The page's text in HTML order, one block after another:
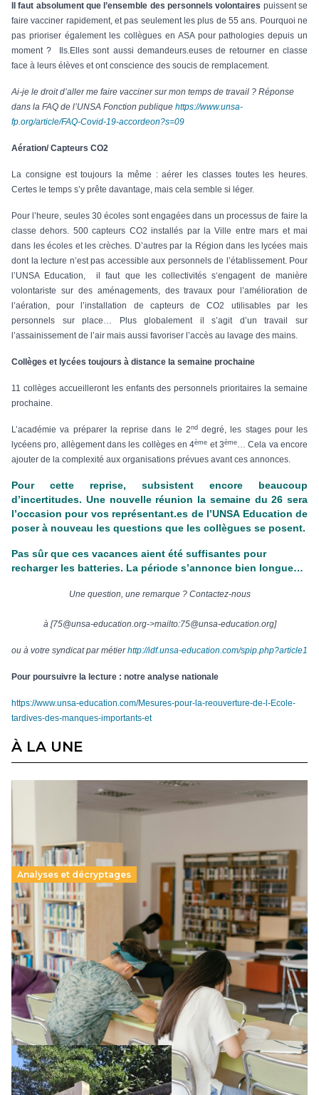
Il faut absolument que l’ensemble des personnels volontaires puissent se
faire vacciner rapidement, et pas seulement les plus de 55 ans. Pourquoi ne
pas prioriser également les collègues en ASA pour pathologies depuis un
moment ? Ils.Elles sont aussi demandeurs.euses de retourner en classe
face à leurs élèves et ont conscience des soucis de remplacement.
Ai-je le droit d’aller me faire vacciner sur mon temps de travail ? Réponse
dans la FAQ de l’UNSA Fonction publique https://www.unsa-
fp.org/article/FAQ-Covid-19-accordeon?s=09
Aération/ Capteurs CO2
La consigne est toujours la même : aérer les classes toutes les heures.
Certes le temps s’y prête davantage, mais cela semble si léger.
Pour l’heure, seules 30 écoles sont engagées dans un processus de faire la
classe dehors. 500 capteurs CO2 installés par la Ville entre mars et mai
dans les écoles et les crèches. D’autres par la Région dans les lycées mais
dont la lecture n’est pas accessible aux personnels de l’établissement. Pour
l’UNSA Education, il faut que les collectivités s‘engagent de manière
volontariste sur des aménagements, des travaux pour l’amélioration de
l’aération, pour l’installation de capteurs de CO2 utilisables par les
personnels sur place… Plus globalement il s’agit d’un travail sur
l’assainissement de l’air mais aussi favoriser l’accès au lavage des mains.
Collèges et lycées toujours à distance la semaine prochaine
11 collèges accueilleront les enfants des personnels prioritaires la semaine
prochaine.
L’académie va préparer la reprise dans le 2nddegré, les stages pour les
lycéens pro, allègement dans les collèges en 4ème et 3ème… Cela va encore
ajouter de la complexité aux organisations prévues avant ces annonces.
Pour cette reprise, subsistent encore beaucoup
d’incertitudes. Une nouvelle réunion la semaine du 26 sera
l’occasion pour vos représentant.es de l’UNSA Education de
poser à nouveau les questions que les collègues se posent.
Pas sûr que ces vacances aient été suffisantes pour
recharger les batteries. La période s’annonce bien longue…
Une question, une remarque ? Contactez-nous
à [75@unsa-education.org->mailto:75@unsa-education.org]
ou à votre syndicat par métier http://idf.unsa-education.com/spip.php?article1
Pour poursuivre la lecture : notre analyse nationale
https://www.unsa-education.com/Mesures-pour-la-reouverture-de-l-Ecole-
tardives-des-manques-importants-et
À LA UNE
Analyses et décryptages
Supérieur privé : une dérive qui met à mal la
promesse républicaine
11 juillet 2026-
Le projet de loi sur la régulation de l’enseignement
supérieur privé met en lumière l’amplification d’un système
qui relègue l’acte pédagogique au superfétatoire, voire à…
Lire la suite →